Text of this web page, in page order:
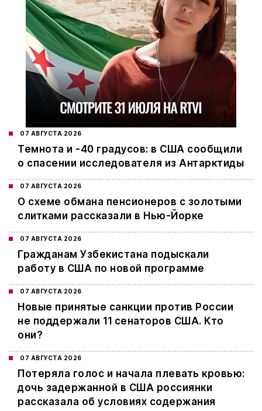
07 АВГУСТА 2026
Темнота и -40 градусов: в США сообщили
о спасении исследователя из Антарктиды
07 АВГУСТА 2026
О схеме обмана пенсионеров с золотыми
слитками рассказали в Нью-Йорке
07 АВГУСТА 2026
Гражданам Узбекистана подыскали
работу в США по новой программе
07 АВГУСТА 2026
Новые принятые санкции против России
не поддержали 11 сенаторов США. Кто
они?
07 АВГУСТА 2026
Потеряла голос и начала плевать кровью:
дочь задержанной в США россиянки
рассказала об условиях содержания